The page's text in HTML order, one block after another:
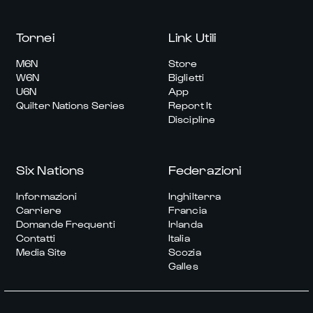
Tornei
M6N
W6N
U6N
Quilter Nations Series
Link Utili
Store
Biglietti
App
Report It
Discipline
Six Nations
Informazioni
Carriere
Domande Frequenti
Contatti
Media Site
Federazioni
Inghilterra
Francia
Irlanda
Italia
Scozia
Galles